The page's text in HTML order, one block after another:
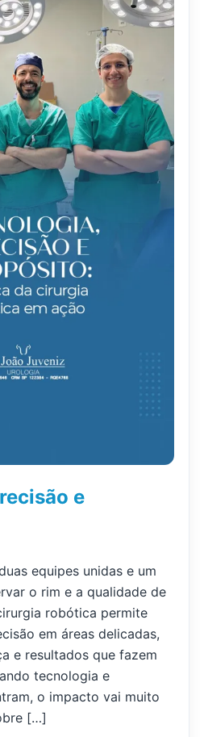
e
equipes unidas e um
o rim e a qualidade de
robótica permite
em áreas delicadas,
e resultados que fazem
tecnologia e
o impacto vai muito
[…]